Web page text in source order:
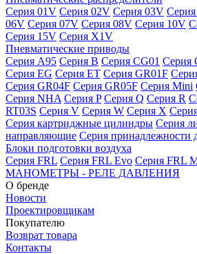
Серия 01V Серия 02V Серия 03V
06V Серия 07V Серия 08V Серия 10V
Серия 15V Серия X1V
Пневматические приводы
Серия A95 Серия B Серия CG01 Серия
Серия EG Серия ET Серия GR01F
Серия GR04F Серия GR05F Серия Mini
Серия NHA Серия P Серия Q Серия R
RT03S Серия V Серия W Серия X
Серия картриджные цилиндры Серия
направляющие Серия принадлежности
Блоки подготовки воздуха
Серия FRL Серия FRL Evo Серия FRL
МАНОМЕТРЫ - РЕЛЕ ДАВЛЕНИЯ
О бренде
Новости
Проектировщикам
Покупателю
Возврат товара
Контакты